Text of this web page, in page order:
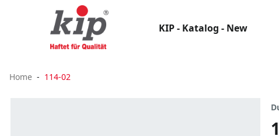
KIP - Katalog - New
Home 114-02